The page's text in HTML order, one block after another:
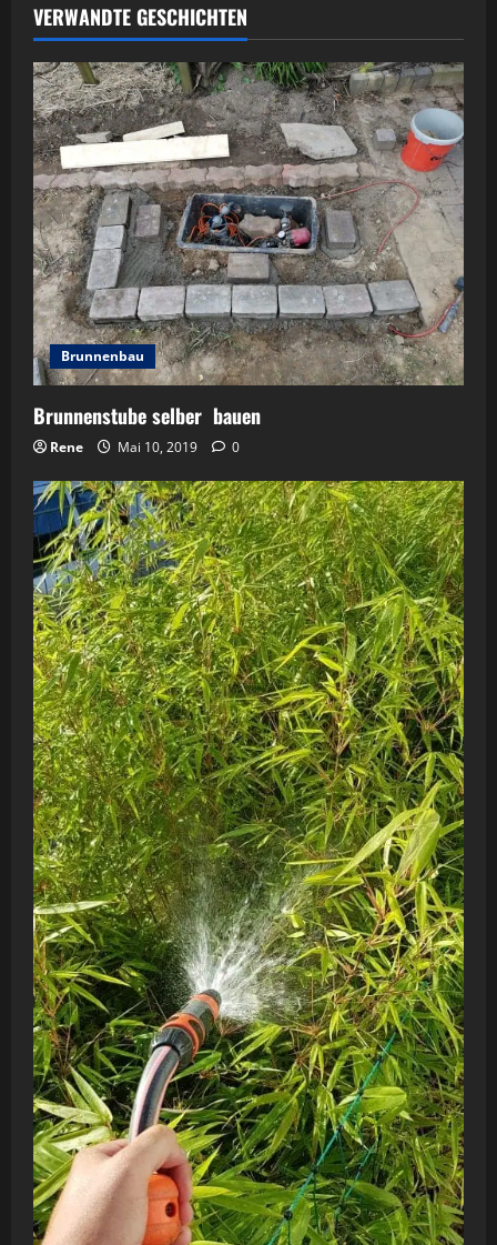
VERWANDTE GESCHICHTEN
Brunnenbau
Brunnenstube selber bauen
Rene Mai 10, 2019 0